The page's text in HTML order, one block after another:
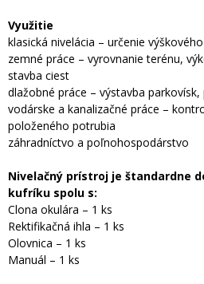
Využitie
klasická nivelácia – určenie
zemné práce – vyrovnanie terénu,
stavba ciest
dlažobné práce – výstavba
vodárske a kanalizačné práce –
položeného potrubia
záhradníctvo a poľnohospodárstvo
Nivelačný prístroj je štandardne
kufríku spolu s:
Clona okulára – 1 ks
Rektifikačná ihla – 1 ks
Olovnica – 1 ks
Manuál – 1 ks